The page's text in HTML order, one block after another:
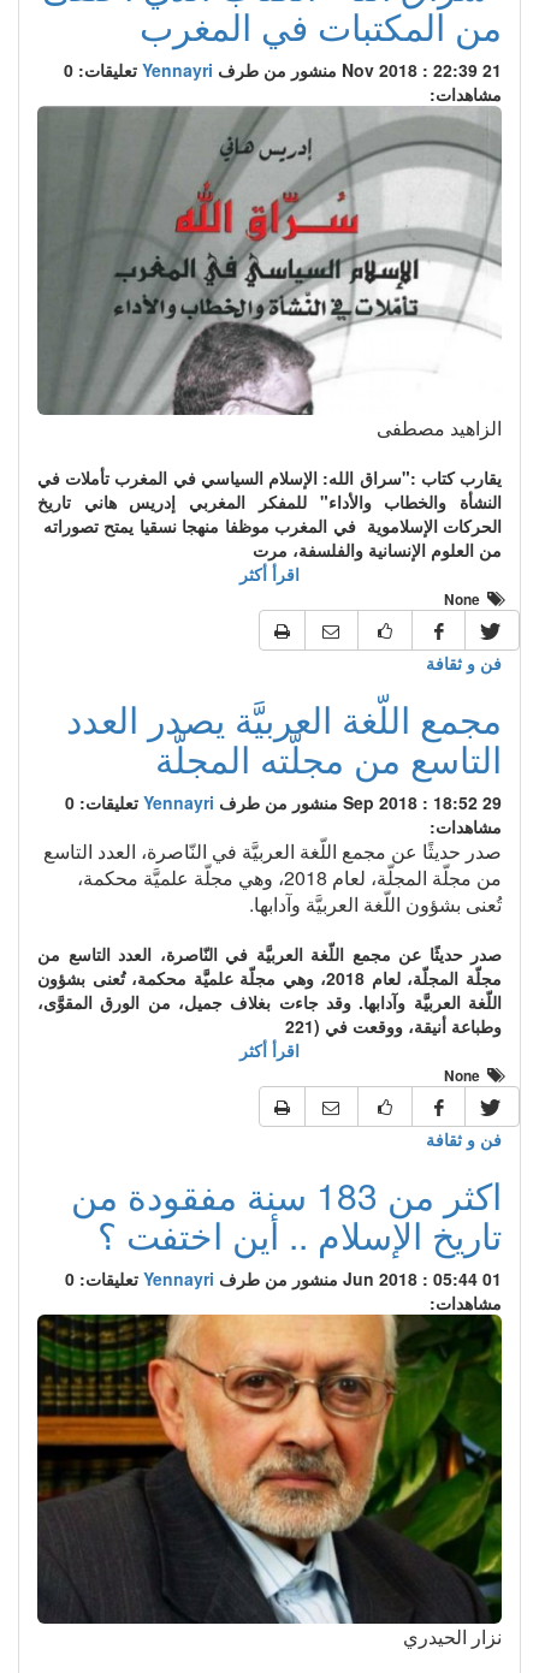
من المكتبات في المغرب
21 Nov 2018 : 22:39 منشور من طرف Yennayri تعليقات: 0
مشاهدات:
الزاهيد مصطفى
يقارب كتاب :"سراق الله: الإسلام السياسي في المغرب تأملات في
النشأة والخطاب والأداء" للمفكر المغربي إدريس هاني تاريخ
الحركات الإسلاموية في المغرب موظفا منهجا نسقيا يمتح تصوراته
من العلوم الإنسانية والفلسفة، مرت
اقرأ أكثر
فن و ثقافة
مجمع اللّغة العربيَّة يصدر العدد
التاسع من مجلّته المجلّة
29 Sep 2018 : 18:52 منشور من طرف Yennayri تعليقات: 0
مشاهدات:
صدر حديثًا عن مجمع اللّغة العربيَّة في النّاصرة، العدد التاسع
من مجلّة المجلّة، لعام 2018، وهي مجلّة علميَّة محكمة،
تُعنى بشؤون اللّغة العربيَّة وآدابها.
صدر حديثًا عن مجمع اللّغة العربيَّة في النّاصرة، العدد التاسع من
مجلّة المجلّة، لعام 2018، وهي مجلّة علميَّة محكمة، تُعنى بشؤون
اللّغة العربيَّة وآدابها. وقد جاءت بغلاف جميل، من الورق المقوَّى،
وطباعة أنيقة، ووقعت في (221
اقرأ أكثر
فن و ثقافة
اكثر من 183 سنة مفقودة من
تاريخ الإسلام .. أين اختفت ؟
01 Jun 2018 : 05:44 منشور من طرف Yennayri تعليقات: 0
مشاهدات:
نزار الحيدري